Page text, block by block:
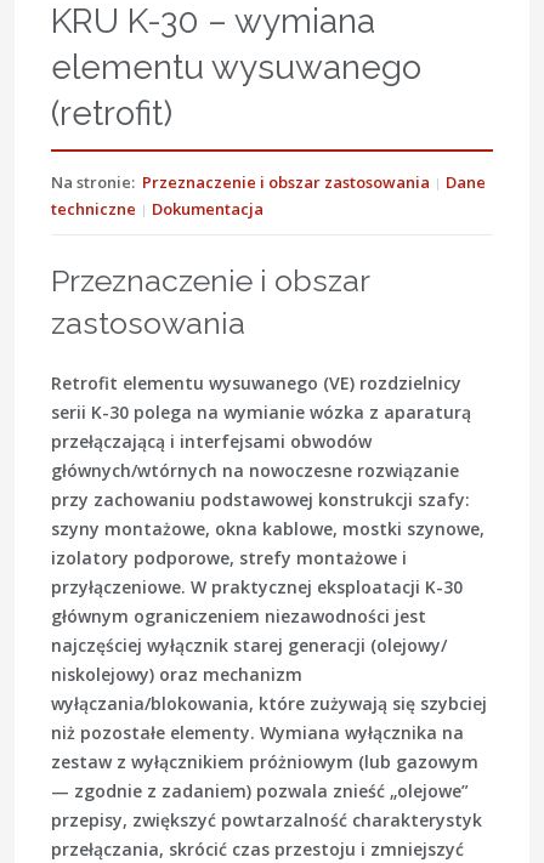
KRU K-30 – wymiana
elementu wysuwanego
(retrofit)
Na stronie: Przeznaczenie i obszar zastosowania
Dane
techniczne
Dokumentacja
Przeznaczenie i obszar
zastosowania
Retrofit elementu wysuwanego (VE) rozdzielnicy
serii K-30 polega na wymianie wózka z aparaturą
przełączającą i interfejsami obwodów
głównych/wtórnych na nowoczesne rozwiązanie
przy zachowaniu podstawowej konstrukcji szafy:
szyny montażowe, okna kablowe, mostki szynowe,
izolatory podporowe, strefy montażowe i
przyłączeniowe. W praktycznej eksploatacji K-30
głównym ograniczeniem niezawodności jest
najczęściej wyłącznik starej generacji (olejowy/
niskolejowy) oraz mechanizm
wyłączania/blokowania, które zużywają się szybciej
niż pozostałe elementy. Wymiana wyłącznika na
zestaw z wyłącznikiem próżniowym (lub gazowym
— zgodnie z zadaniem) pozwala znieść „olejowe”
przepisy, zwiększyć powtarzalność charakterystyk
przełączania, skrócić czas przestoju i zmniejszyć